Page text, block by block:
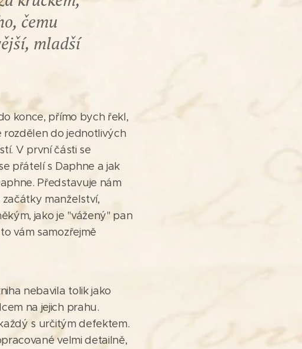
čemu
mladší
konce, přímo bych řekl,
rozdělen do jednotlivých
V první části se
přátelí s Daphne a jak
Představuje nám
manželství,
jako je "vážený" pan
vám samozřejmě
nebavila tolik jako
na jejich prahu.
s určitým defektem.
velmi detailně,